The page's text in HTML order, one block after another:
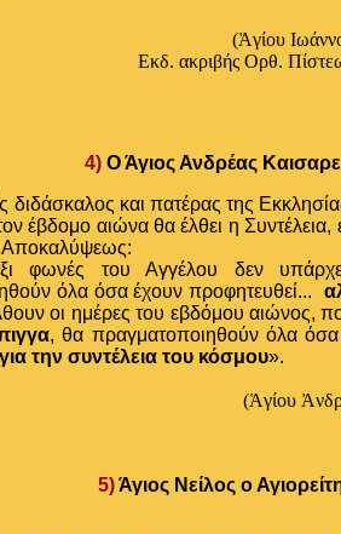
(Ἁγίου
Εκδ. ακριβής Ορθ.
4) Ο Άγιος Ανδρέας
διδάσκαλος και πατέρας της
έβδομο αιώνα θα έλθει η
Αποκαλύψεως:
φωνές του Αγγέλου δεν
όλα όσα έχουν προφητευθεί...
οι ημέρες του εβδόμου αιώνος,
, θα πραγματοποιηθούν όλα όσα
την συντέλεια του κόσμου».
(Ἁγίου
5)Άγιος Νείλος ο